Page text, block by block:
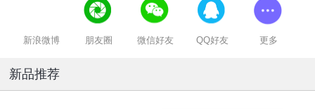
新浪微博 朋友圈 微信好友 QQ好友 更多
新品推荐